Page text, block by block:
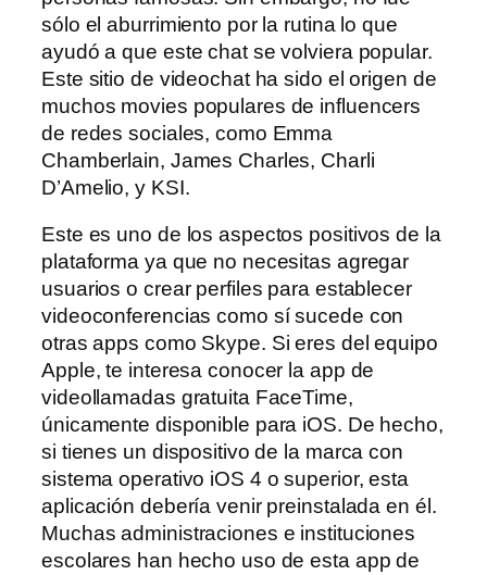
sólo el aburrimiento por la rutina lo que
ayudó a que este chat se volviera popular.
Este sitio de videochat ha sido el origen de
muchos movies populares de influencers
de redes sociales, como Emma
Chamberlain, James Charles, Charli
D’Amelio, y KSI.
Este es uno de los aspectos positivos de la
plataforma ya que no necesitas agregar
usuarios o crear perfiles para establecer
videoconferencias como sí sucede con
otras apps como Skype. Si eres del equipo
Apple, te interesa conocer la app de
videollamadas gratuita FaceTime,
únicamente disponible para iOS. De hecho,
si tienes un dispositivo de la marca con
sistema operativo iOS 4 o superior, esta
aplicación debería venir preinstalada en él.
Muchas administraciones e instituciones
escolares han hecho uso de esta app de